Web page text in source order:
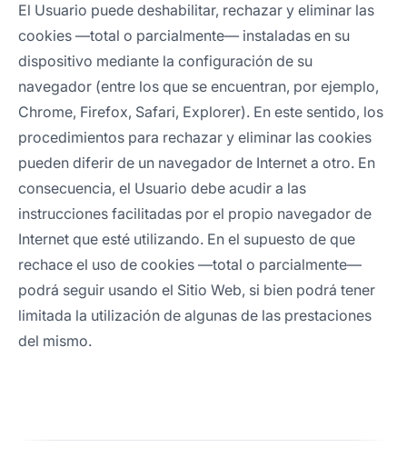
El Usuario puede deshabilitar, rechazar y eliminar las
cookies —total o parcialmente— instaladas en su
dispositivo mediante la configuración de su
navegador (entre los que se encuentran, por ejemplo,
Chrome, Firefox, Safari, Explorer). En este sentido, los
procedimientos para rechazar y eliminar las cookies
pueden diferir de un navegador de Internet a otro. En
consecuencia, el Usuario debe acudir a las
instrucciones facilitadas por el propio navegador de
Internet que esté utilizando. En el supuesto de que
rechace el uso de cookies —total o parcialmente—
podrá seguir usando el Sitio Web, si bien podrá tener
limitada la utilización de algunas de las prestaciones
del mismo.